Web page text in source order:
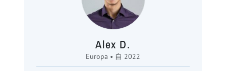
Alex D.
Europa • 自 2022